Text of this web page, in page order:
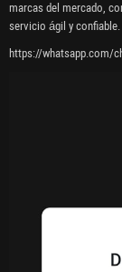
marcas del mercado,
servicio ágil y confiable.
https://whatsapp.com/